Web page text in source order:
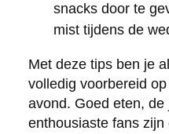
snacks door te
mist tijdens de
Met deze tips ben je
volledig voorbereid
avond. Goed eten,
enthousiaste fans